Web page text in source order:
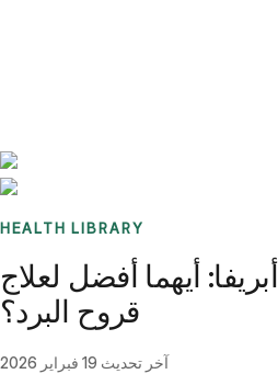
HEALTH LIBRARY
أيهما أفضل لعلاج
قروح البرد؟
آخر تحديث 19 فبراير 2026